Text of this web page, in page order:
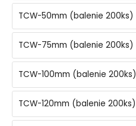
TCW-50mm (balenie 200ks)
TCW-75mm (balenie 200ks)
TCW-100mm (balenie 200ks)
TCW-120mm (balenie 200ks)